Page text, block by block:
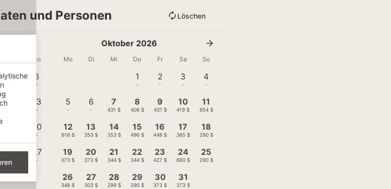
und Personen Löschen
So
5 6
-
13
-
20
-
26 27
-
Oktober 2026
Mo Di Mi Do Fr Sa So
1
-
2
-
3
-
4
-
5
-
6
-
7
431 $
8
406 $
9
431 $
10
419 $
11
854 $
12
616 $
13
353 $
14
353 $
15
496 $
16
448 $
17
365 $
18
290 $
19
373 $
20
373 $
21
344 $
22
344 $
23
427 $
24
660 $
25
290 $
26
348 $
27
303 $
28
299 $
29
290 $
30
373 $
31
373 $